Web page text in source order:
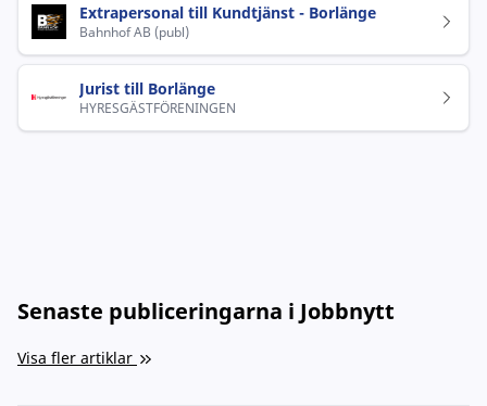
Extrapersonal till Kundtjänst - Borlänge
Bahnhof AB (publ)
Jurist till Borlänge
HYRESGÄSTFÖRENINGEN
Senaste publiceringarna i Jobbnytt
Visa fler artiklar